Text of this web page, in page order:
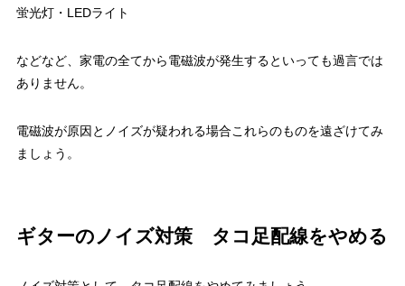
蛍光灯・LEDライト
などなど、家電の全てから電磁波が発生するといっても過言では
ありません。
電磁波が原因とノイズが疑われる場合これらのものを遠ざけてみ
ましょう。
ギターのノイズ対策 タコ足配線をやめる